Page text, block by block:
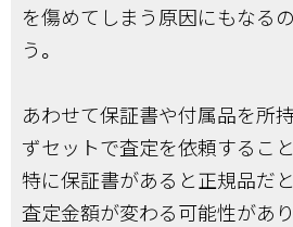
を傷めてしまう原因にもなる
う。
あわせて保証書や付属品を所
ずセットで査定を依頼するこ
特に保証書があると正規品だ
査定金額が変わる可能性があり